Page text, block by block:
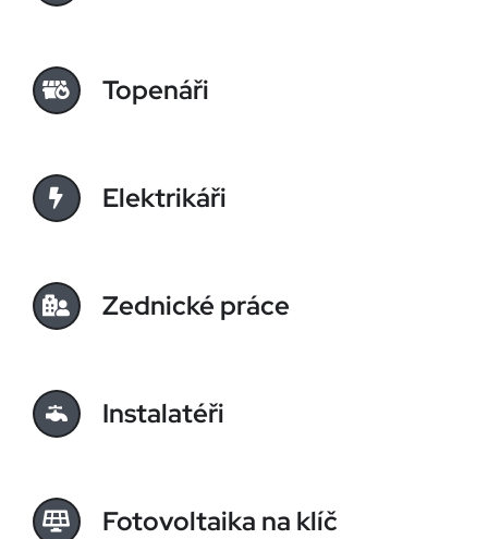
Topenáři
Elektrikáři
Zednické práce
Instalatéři
Fotovoltaika na klíč